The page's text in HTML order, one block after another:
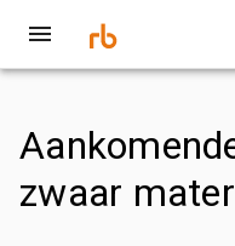
zwaar